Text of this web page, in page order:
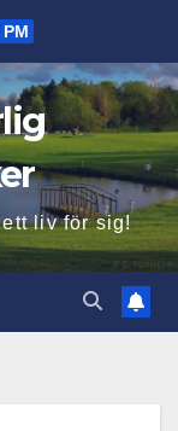
ett liv för sig!